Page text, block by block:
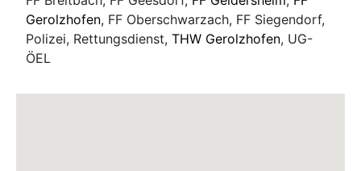
Gerolzhofen, FF Oberschwarzach, FF Siegendorf,
Polizei, Rettungsdienst, THW Gerolzhofen, UG-
ÖEL